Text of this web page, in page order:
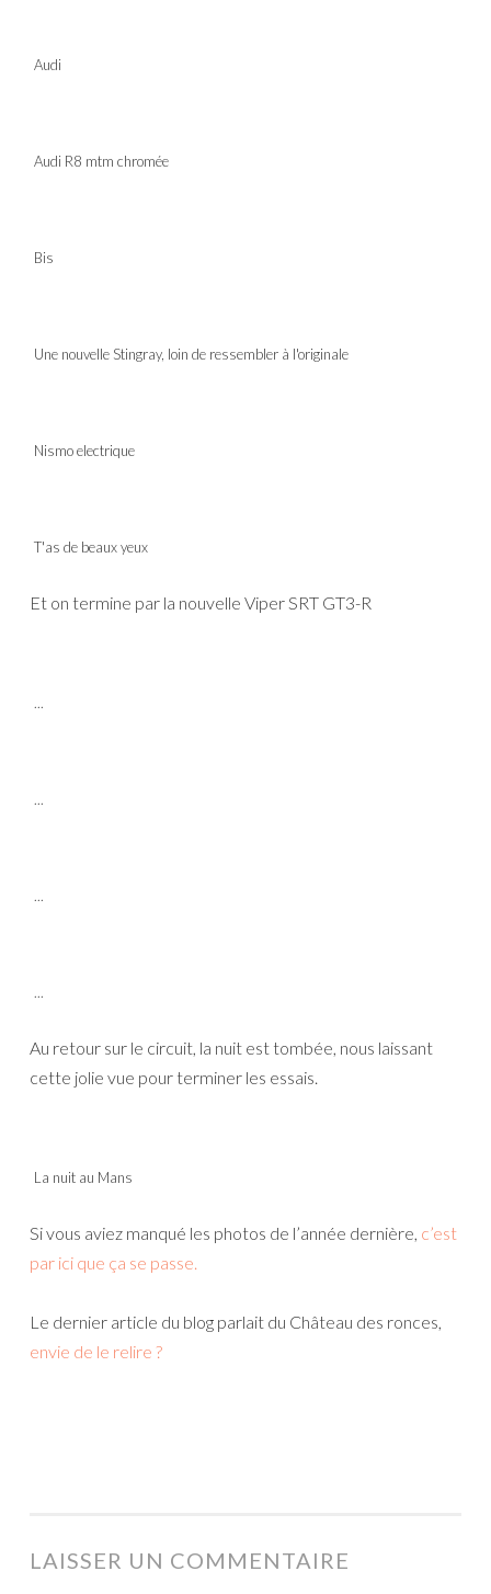
Audi
Audi R8 mtm chromée
Bis
Une nouvelle Stingray, loin de ressembler à l'originale
Nismo electrique
T'as de beaux yeux
Et on termine par la nouvelle Viper SRT GT3-R
...
...
...
...
Au retour sur le circuit, la nuit est tombée, nous laissant
cette jolie vue pour terminer les essais.
La nuit au Mans
Si vous aviez manqué les photos de l’année dernière, c’est
par ici que ça se passe.
Le dernier article du blog parlait du Château des ronces,
envie de le relire ?
LAISSER UN COMMENTAIRE